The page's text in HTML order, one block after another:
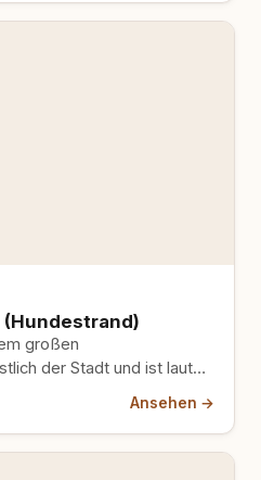
großen
der Stadt und ist laut
Ansehen →